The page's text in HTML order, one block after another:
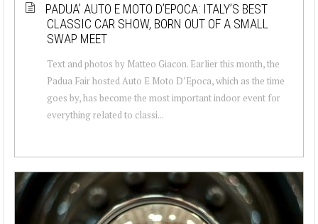
PADUA’ AUTO E MOTO D’EPOCA: ITALY’S BEST
CLASSIC CAR SHOW, BORN OUT OF A SMALL
SWAP MEET
Text and photos by Matteo Giacon. Earlier this month, the
Padua Fair hosted Auto E Moto D’Epoca, which as the time
goes by, has become the most important indoor event for
everything related to classi...